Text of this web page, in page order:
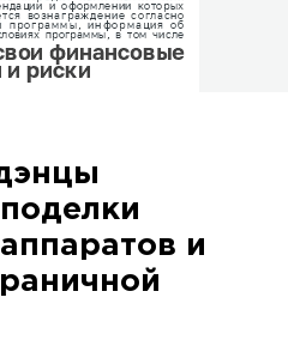
и